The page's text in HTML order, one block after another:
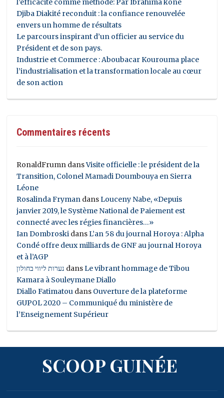
l’efficacité comme méthode: Par Ibrahima koné
Djiba Diakité reconduit : la confiance renouvelée
envers un homme de résultats
Le parcours inspirant d’un officier au service du
Président et de son pays.
Industrie et Commerce : Aboubacar Kourouma place
l’industrialisation et la transformation locale au cœur
de son action
Commentaires récents
RonaldFrumn dansVisite officielle : le président de la
Transition, Colonel Mamadi Doumbouya en Sierra
Léone
Rosalinda Fryman dansLouceny Nabe, «Depuis
janvier 2019, le Système National de Paiement est
connecté avec les régies financières…»
Ian Dombroski dansL’an 58 du journal Horoya : Alpha
Condé offre deux milliards de GNF au journal Horoya
et à l’AGP
נערות ליווי בחולון dansLe vibrant hommage de Tibou
Kamara à Souleymane Diallo
Diallo Fatimatou dans Ouverture de la plateforme
GUPOL 2020 – Communiqué du ministère de
l’Enseignement Supérieur
SCOOP GUINÉE